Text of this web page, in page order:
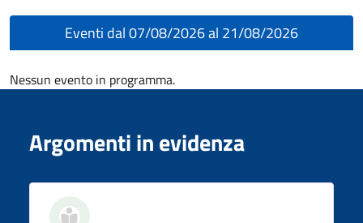
Eventi dal 07/08/2026 al 21/08/2026
Nessun evento in programma.
Argomenti in evidenza